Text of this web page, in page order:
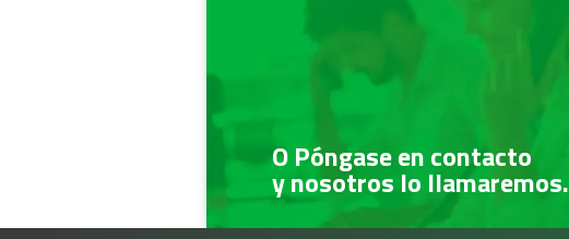
O Póngase en contacto
y nosotros lo llamaremos.